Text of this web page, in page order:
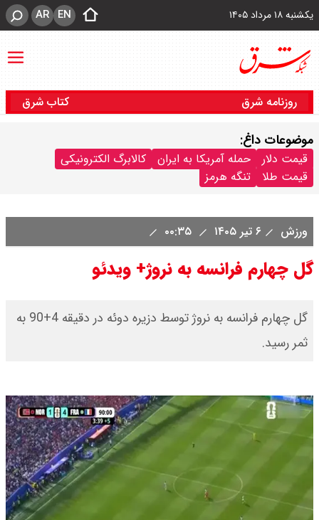
یکشنبه ۱۸ مرداد ۱۴۰۵ EN
AR
روزنامه شرق کتاب شرق
موضوعات داغ:
قیمت دلار حمله آمریکا به ایران
کالابرگ الکترونیکی
قیمت طلا
تنگه هرمز
ورزش ۶ تیر ۱۴۰۵
گل چهارم فرانسه به نروژ+ ویدئو
گل چهارم فرانسه به نروژ توسط دزیره دوئه در دقیقه 4+90 به
ثمر رسید.